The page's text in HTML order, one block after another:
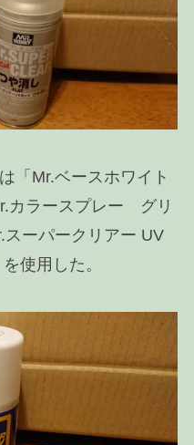
「Mr.ベースホワイト
カラースプレー グリ
ーパークリアー UV
使用した。